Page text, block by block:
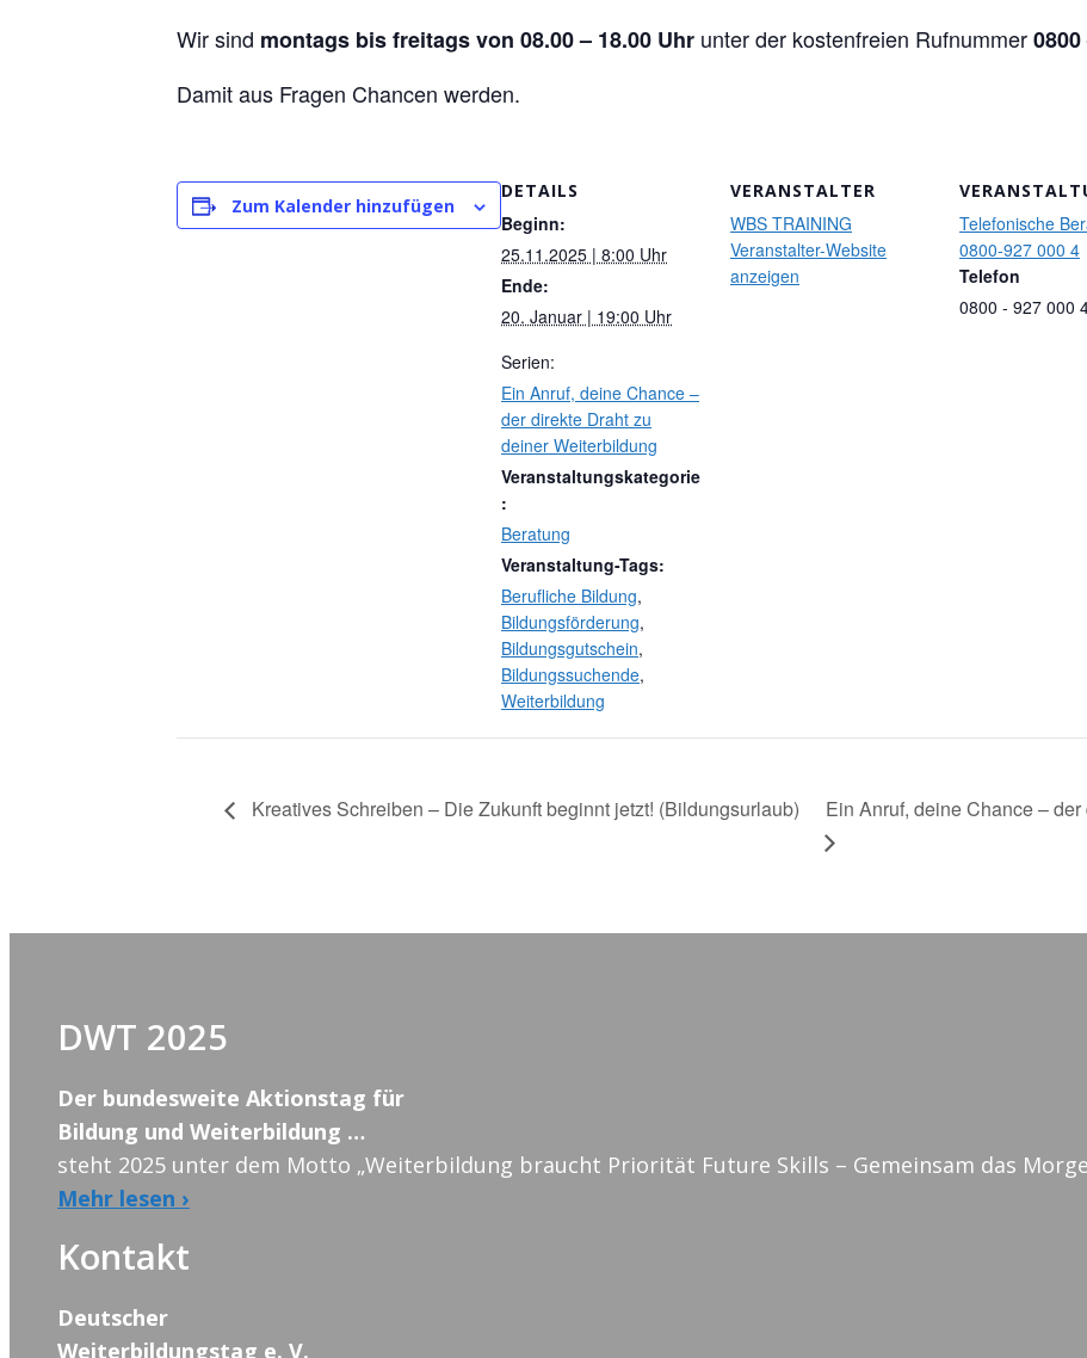
Wir sind montags bis freitags von 08.00 – 18.00 Uhr unter der kostenfreien Rufnummer
Damit aus Fragen Chancen werden.
Zum Kalender hinzufügen
DETAILS
Beginn:
25.11.2025 | 8:00 Uhr
Ende:
20. Januar | 19:00 Uhr
Serien:
Ein Anruf, deine Chance –
der direkte Draht zu
deiner Weiterbildung
Veranstaltungskategorie
:
Beratung
Veranstaltung-Tags:
Berufliche Bildung,
Bildungsförderung,
Bildungsgutschein,
Bildungssuchende,
Weiterbildung
VERANSTALTER
WBS TRAINING
Veranstalter-Website
anzeigen
Telefonische
0800-927 000 4
Telefon
0800 - 927 000
Kreatives Schreiben – Die Zukunft beginnt jetzt! (Bildungsurlaub) Ein Anruf, deine Chance –
DWT 2025
Der bundesweite Aktionstag für
Bildung und Weiterbildung …
steht 2025 unter dem Motto „Weiterbildung braucht Priorität Future Skills – Gemeinsam das
Mehr lesen ›
Kontakt
Deutscher
Weiterbildungstag e. V.